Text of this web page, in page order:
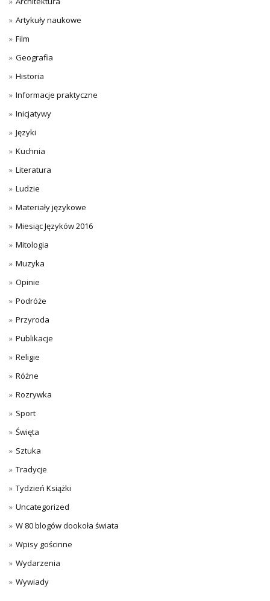
Artykuły naukowe
Film
Geografia
Historia
Informacje praktyczne
Inicjatywy
Języki
Kuchnia
Literatura
Ludzie
Materiały językowe
Miesiąc Języków 2016
Mitologia
Muzyka
Opinie
Podróże
Przyroda
Publikacje
Religie
Różne
Rozrywka
Sport
Święta
Sztuka
Tradycje
Tydzień Książki
Uncategorized
W 80 blogów dookoła świata
Wpisy gościnne
Wydarzenia
Wywiady